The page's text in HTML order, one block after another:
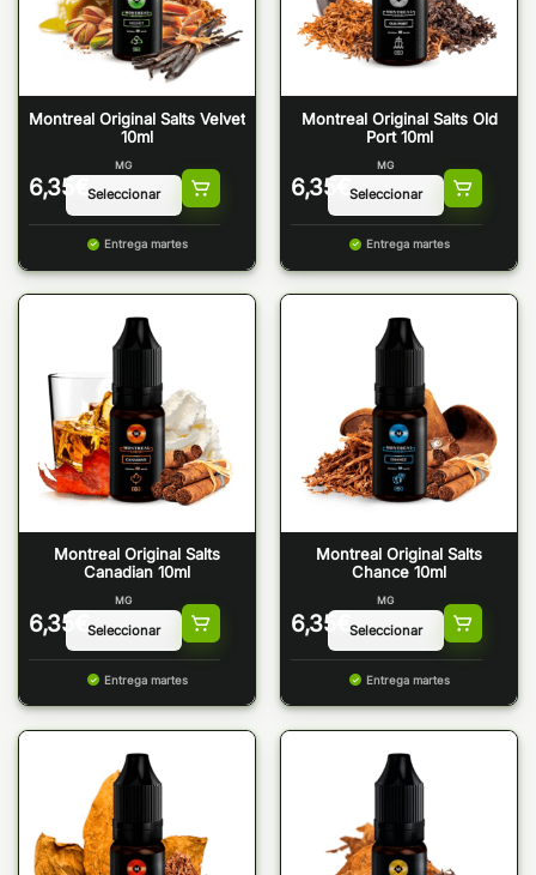
Montreal Original Salts Velvet
10ml
6,35 €
MG
Entrega martes
Montreal Original Salts Old
Port 10ml
6,35 €
MG
Entrega martes
Montreal Original Salts
Canadian 10ml
6,35 €
MG
Entrega martes
Montreal Original Salts
Chance 10ml
6,35 €
MG
Entrega martes